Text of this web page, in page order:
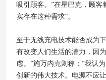
吸引顾客。”在星巴克，顾客
实存在这种需求”。
至于无线充电技术能否成为
有改变人们生活的潜力，因
虑。”施万内克则称：“我认
创新的伟大技术。电源不应